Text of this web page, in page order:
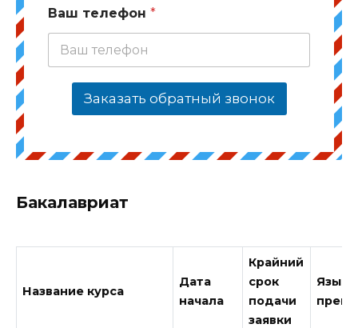
Ваш телефон *
Заказать обратный звонок
Бакалавриат
Название курса
Дата
начала
Крайний
срок
подачи
заявки
Язык